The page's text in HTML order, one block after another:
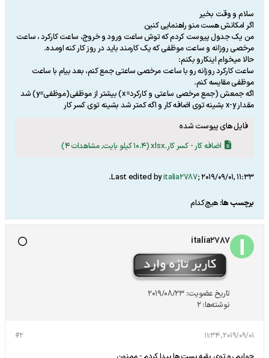
سلام و وقت بخیر
اگر امکانش هست منو راهنمایی کنین
من یک جدول پیوست کردم که توش ساعت ورود و خروج، ساعت کارکرد ، ساعت
مرخصی روزانه و ساعت موظفی که یک کارمند باید در روز کار کنه اومده.
حالا میخوام اینکارو بکنم:
ساعت کارکرد روزانه رو با ساعت مرخصی ساعتی جمع کنم، بعد بیام با ساعت
موظفی مقایسه کنم.
اگه جمعش (جمع مرخصی ساعتی و کارکرد=x) بیشتر از موظفی(موظفی=y) شد
مقدار x-y بشینه توی اضافه کار و اگه کمتر شد بشینه توی کسر کار
فایل های پیوست شده
اضافه کار - کسر کار.xlsx
(10.4 کیلو بایت, مشاهدات 4)
Last edited byitalia2787;2019/09/01, 11:33
.
برچسب ها: هیچ‌کدام
italia2787
تاریخ عضویت: 2019/08/23
نوشته‌ها:2
#2 2019/09/01, 11:34